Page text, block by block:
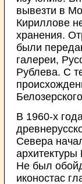
вывезти в
Кириллове
хранения.
были
галереи,
Рублева. С
В 1960-х
Севера
Не был
иконостас